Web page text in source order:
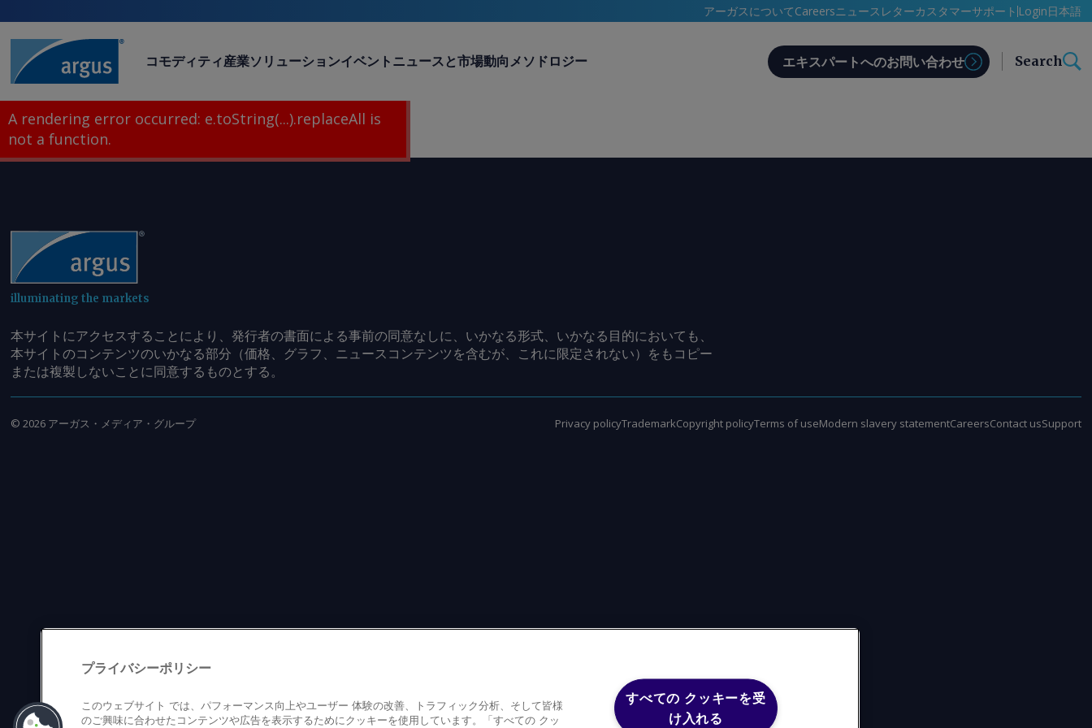
アーガスについてCareersニュースレターカスタマーサポート Login日本語
コモディティ産業ソリューションイベント ニュースと市場動向メソドロジー エキスパートへのお問い合わせ Search
A rendering error occurred: e.toString(...).replaceAll is
not a function.
illuminating the markets
本サイトにアクセスすることにより、発行者の書面による事前の同意なしに、いかなる形式、いかなる目的においても、
本サイトのコンテンツのいかなる部分（価格、グラフ、ニュースコンテンツを含むが、これに限定されない）をもコピー
または複製しないことに同意するものとする。
© 2026 アーガス・メディア・グループ Privacy policyTrademarkCopyright policyTerms of useModern slavery statementCareersContact usSupport
プライバシーポリシー
このウェブサイト では、パフォーマンス向上やユーザー 体験の改善、トラフィック分析、そして皆様
のご興味に合わせたコンテンツや広告を表示するためにクッキーを使用しています。「すべての クッ
すべての クッキーを受
け入れる